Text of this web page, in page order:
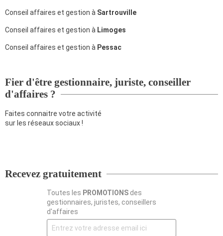
Conseil affaires et gestion à Sartrouville
Conseil affaires et gestion à Limoges
Conseil affaires et gestion à Pessac
Fier d'être gestionnaire, juriste, conseiller
d'affaires ?
Faites connaitre votre activité
sur les réseaux sociaux !
Recevez gratuitement
Toutes les PROMOTIONS des
gestionnaires, juristes, conseillers
d'affaires